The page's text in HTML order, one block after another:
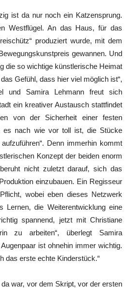
ist da nur noch ein Katzensprung.
Westflügel. An das Haus, für das
produziert wurde, mit dem
gewannen. Und
die so wichtige künstlerische Heimat
Gefühl, dass hier viel möglich ist“,
und Samira Lehmann freut sich
ein kreativer Austausch stattfindet
von der Sicherheit einer festen
es nach wie vor toll ist, die Stücke
Denn immerhin kommt
Konzept der beiden enorm
nicht zuletzt darauf, sich das
einzubauen. Ein Regisseur
wobei eben dieses Netzwerk
Lernen, die Weiterentwicklung eine
spannend, jetzt mit Christiane
zu arbeiten“, überlegt Samira
ist ohnehin immer wichtig.
das erste echte Kinderstück.“
war, vor dem Skript, vor der ersten